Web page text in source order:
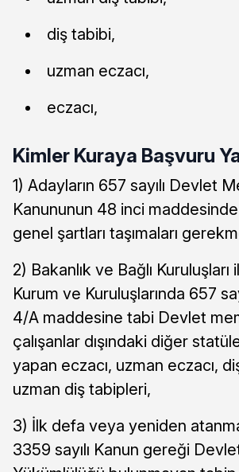
diş tabibi,
uzman eczacı,
eczacı,
Kimler Kuraya Başvuru
1) Adayların 657 sayılı Devlet
Kanununun 48 inci
genel şartları taşımaları
2) Bakanlık ve Bağlı Kuruluşları
Kurum ve Kuruluşlarında 657
4/A maddesine tabi Devlet
çalışanlar dışındaki diğer
yapan eczacı, uzman eczacı,
uzman diş tabipleri,
3) İlk defa veya yeniden
3359 sayılı Kanun gereği